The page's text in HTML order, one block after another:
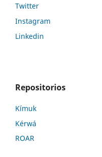
Twitter
Instagram
Linkedin
Repositorios
Kí­muk
Kérwá
ROAR